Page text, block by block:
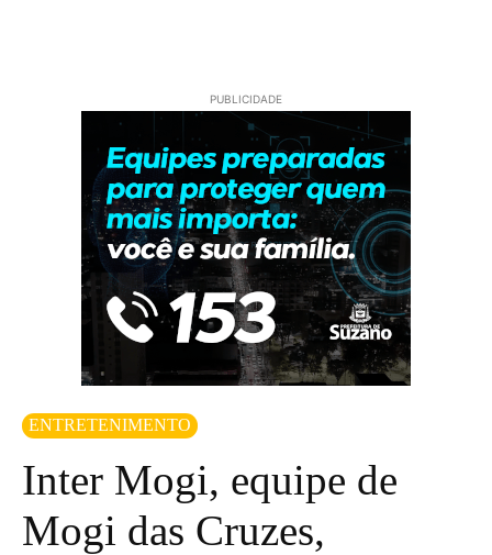
PUBLICIDADE
ENTRETENIMENTO
Inter Mogi, equipe de
Mogi das Cruzes,